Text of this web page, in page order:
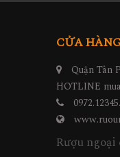
CỬA
Quận Tân
HOTLINE
Rượu